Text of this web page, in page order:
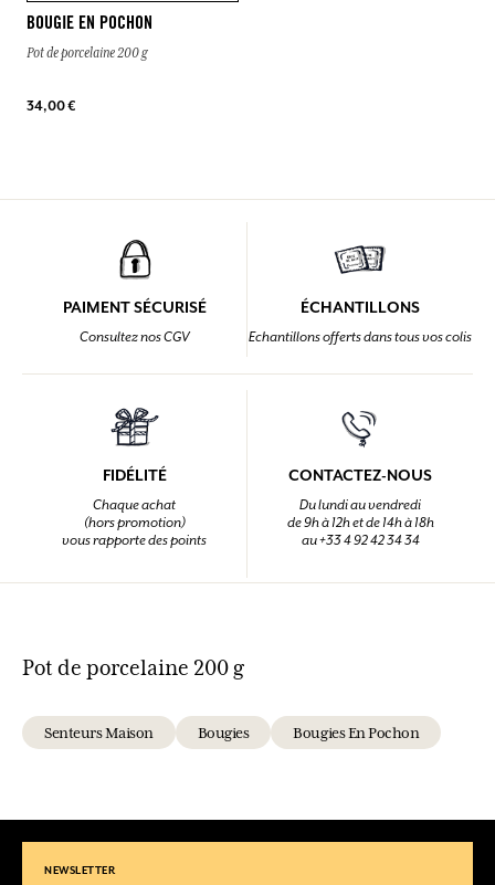
BOUGIE EN POCHON
Pot de porcelaine 200 g
34,00 €
PAIMENT SÉCURISÉ
Consultez nos CGV
ÉCHANTILLONS
Echantillons offerts dans tous vos colis
FIDÉLITÉ
Chaque achat
(hors promotion)
vous rapporte des points
CONTACTEZ-NOUS
Du lundi au vendredi
de 9h à 12h et de 14h à 18h
au +33 4 92 42 34 34
Pot de porcelaine 200 g
Senteurs Maison Bougies Bougies En Pochon
NEWSLETTER